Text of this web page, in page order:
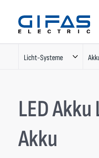
Licht-Systeme
LED
Akku